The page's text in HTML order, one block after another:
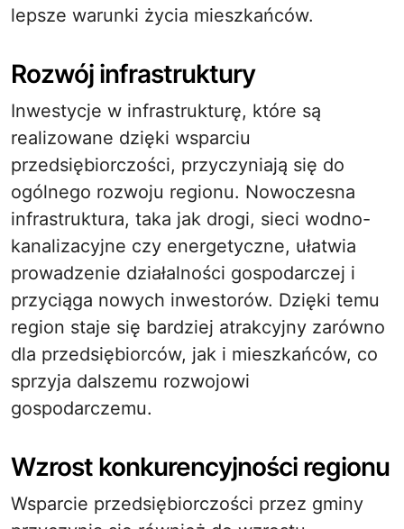
lepsze warunki życia mieszkańców.
Rozwój infrastruktury
Inwestycje w infrastrukturę, które są
realizowane dzięki wsparciu
przedsiębiorczości, przyczyniają się do
ogólnego rozwoju regionu. Nowoczesna
infrastruktura, taka jak drogi, sieci wodno-
kanalizacyjne czy energetyczne, ułatwia
prowadzenie działalności gospodarczej i
przyciąga nowych inwestorów. Dzięki temu
region staje się bardziej atrakcyjny zarówno
dla przedsiębiorców, jak i mieszkańców, co
sprzyja dalszemu rozwojowi
gospodarczemu.
Wzrost konkurencyjności regionu
Wsparcie przedsiębiorczości przez gminy